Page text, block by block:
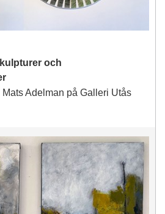
och
Adelman på Galleri Utås